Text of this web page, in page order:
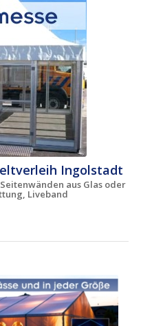
Ingolstadt
aus Glas oder
Liveband